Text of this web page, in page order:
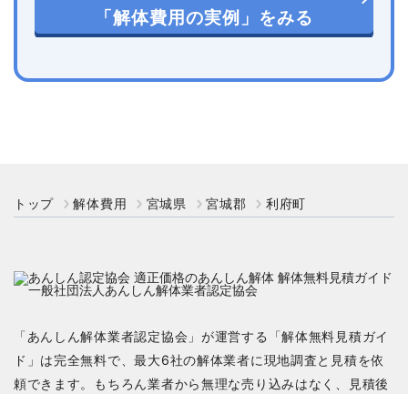
「解体費用の実例」をみる
トップ 解体費用 宮城県 宮城郡 利府町
「あんしん解体業者認定協会」が運営する「解体無料見積ガイ
ド」は完全無料で、最大6社の解体業者に現地調査と見積を依
頼できます。もちろん業者から無理な売り込みはなく、見積後